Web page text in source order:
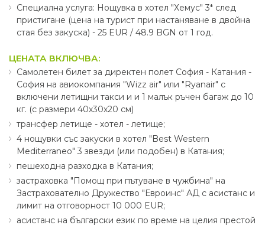
Специална услуга: Нощувка в хотел "Хемус" 3* след
пристигане (цена на турист при настаняване в двойна
стая без закуска) - 25 EUR ∕ 48.9 BGN от 1 год.
ЦЕНАТА ВКЛЮЧВА:
Самолетен билет за директен полет София - Катания -
София на авиокомпания "Wizz air" или "Ryanair" с
включени летищни такси и и 1 малък ръчен багаж до 10
кг. (с размери 40х30х20 см)
трансфер летище - хотел - летище;
4 нощувки със закуски в хотел "Best Western
Mediterraneo" 3 звезди (или подобен) в Катания;
пешеходна разходка в Катания;
застраховка "Помощ при пътуване в чужбина" на
Застрахователно Дружество "Евроинс" АД с асистанс и
лимит на отговорност 10 000 EUR;
асистанс на български език по време на целия престой